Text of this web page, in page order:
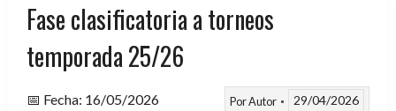
Fase clasificatoria a torneos
temporada 25/26
PorAutor 29/04/2026
📅 Fecha: 16/05/2026